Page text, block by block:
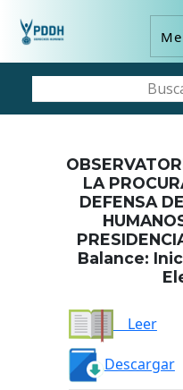
LA
DEFENSA
Balance:
Leer
Descargar